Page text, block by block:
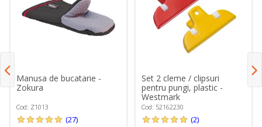
Manusa de bucatarie -
Zokura
Cod: Z1013
(27)
Set 2 cleme / clipsuri
pentru pungi, plastic -
Westmark
Cod: 52162230
(2)